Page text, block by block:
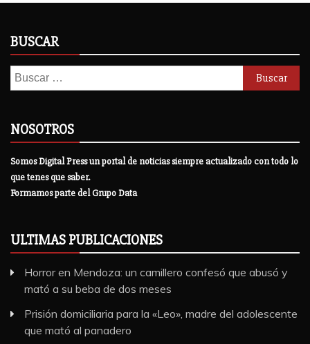
BUSCAR
Buscar:
NOSOTROS
Somos Digital Press un portal de noticias siempre actualizado con todo lo
que tenes que saber.
Formamos parte del Grupo Data
ULTIMAS PUBLICACIONES
Horror en Mendoza: un camillero confesó que abusó y
mató a su beba de dos meses
Prisión domiciliaria para la «Leo», madre del adolescente
que mató al panadero